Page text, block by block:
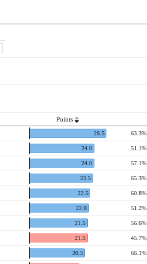
Points
28.5 63.3%
24.0 51.1%
24.0 57.1%
23.5 65.3%
22.5 60.8%
22.0 51.2%
21.5 56.6%
21.5 45.7%
20.5 66.1%